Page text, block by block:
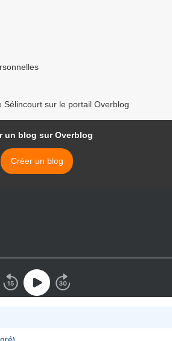
Sélincourt sur le portail Overblog
un blog sur Overblog
Créer un blog